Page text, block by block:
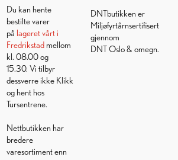
Du kan hente
bestilte varer
på lageret vårt i
Fredrikstadmellom
kl. 08.00 og
15.30. Vi tilbyr
dessverre ikke Klikk
og hent hos
Tursentrene.
Nettbutikken har
bredere
varesortiment enn
DNTbutikken er
Miljøfyrtårnsertifisert
gjennom
DNT Oslo & omegn.